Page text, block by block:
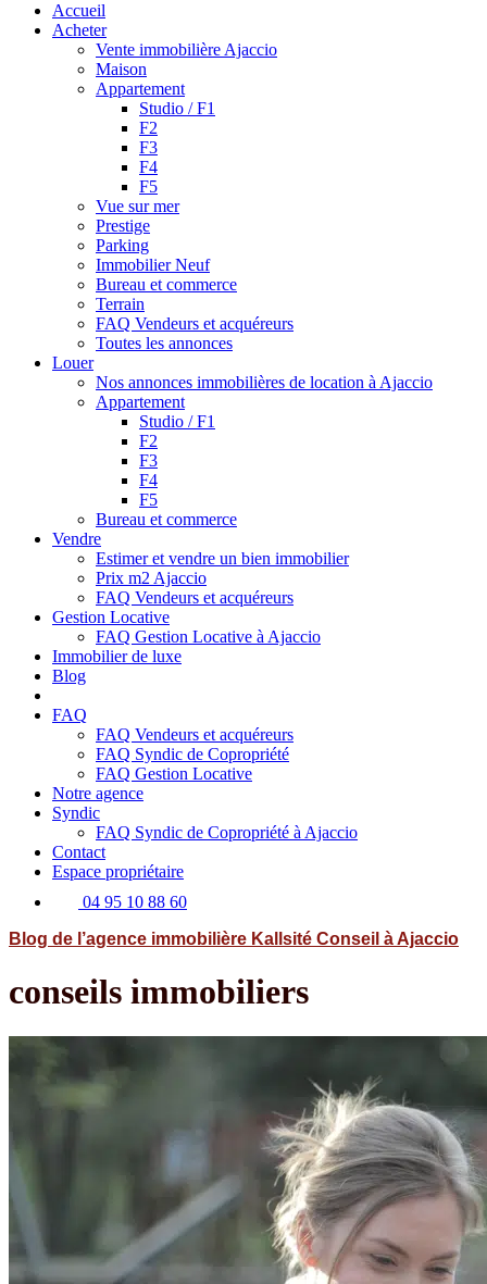
Accueil
Acheter
Vente immobilière Ajaccio
Maison
Appartement
Studio / F1
F2
F3
F4
F5
Vue sur mer
Prestige
Parking
Immobilier Neuf
Bureau et commerce
Terrain
FAQ Vendeurs et acquéreurs
Toutes les annonces
Louer
Nos annonces immobilières de location à Ajaccio
Appartement
Studio / F1
F2
F3
F4
F5
Bureau et commerce
Vendre
Estimer et vendre un bien immobilier
Prix m2 Ajaccio
FAQ Vendeurs et acquéreurs
Gestion Locative
FAQ Gestion Locative à Ajaccio
Immobilier de luxe
Blog
FAQ
FAQ Vendeurs et acquéreurs
FAQ Syndic de Copropriété
FAQ Gestion Locative
Notre agence
Syndic
FAQ Syndic de Copropriété à Ajaccio
Contact
Espace propriétaire
04 95 10 88 60
Blog de l’agence immobilière Kallsité Conseil à Ajaccio
conseils immobiliers